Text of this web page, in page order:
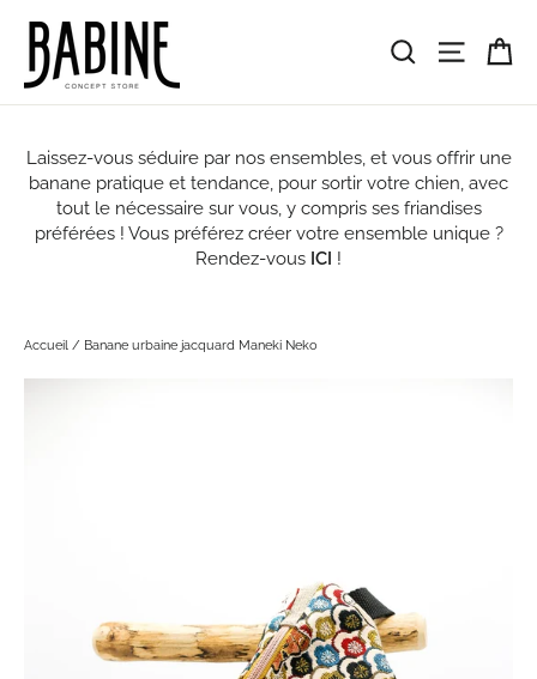
contenu
Rechercher
Laissez-vous séduire par nos ensembles, et vous offrir une
banane pratique et tendance, pour sortir votre chien, avec
tout le nécessaire sur vous, y compris ses friandises
préférées ! Vous préférez créer votre ensemble unique ?
Rendez-vous ICI !
Accueil / Banane urbaine jacquard Maneki Neko